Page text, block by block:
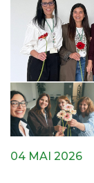
04 MAI 2026